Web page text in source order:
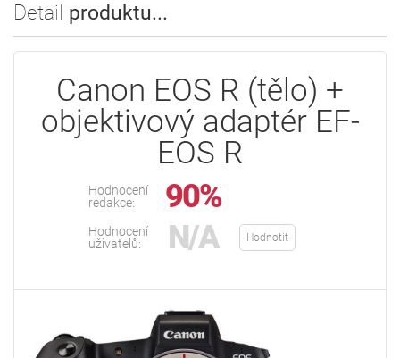
Detail produktu...
Canon EOS R (tělo) +
objektivový adaptér EF-
EOS R
Hodnocení
redakce:
90%
Hodnocení
uživatelů:
N/A Hodnotit